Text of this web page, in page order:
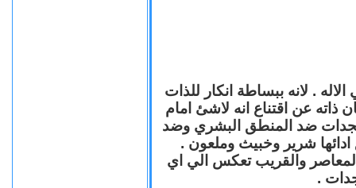
. لانه ببساطة انكار للذات
ذاته عن اقتناع انه لاشئ امام
ضد المنطق البشري وضد
ادائها شرير وخبيث وملعون .
المعاصر والقريب تعكس الي اي
.